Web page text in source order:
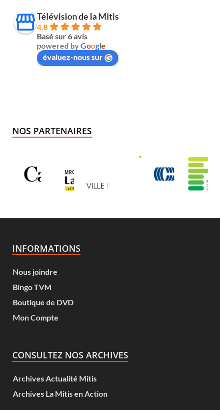
Télévision de la Mitis
4.8
Basé sur 6 avis
powered byGoogle
évaluez-nous sur
NOS PARTENAIRES
INFORMATIONS
Nous joindre
Bingo TVM
Boutique de DVD
Mon Compte
CONSULTEZ NOS ARCHIVES
Archives Actualité Mitis
Archives La Mitis en Action